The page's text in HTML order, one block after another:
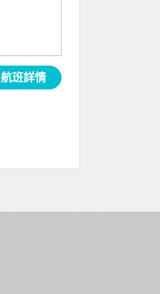
航班詳情